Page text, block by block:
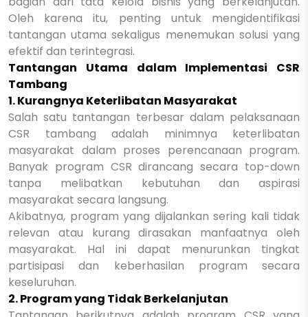
Oleh karena itu, penting untuk mengidentifikasi
tantangan utama sekaligus menemukan solusi yang
efektif dan terintegrasi.
Tantangan Utama dalam Implementasi CSR
Tambang
1. Kurangnya Keterlibatan Masyarakat
Salah satu tantangan terbesar dalam pelaksanaan
CSR tambang adalah minimnya keterlibatan
masyarakat dalam proses perencanaan program.
Banyak program CSR dirancang secara top-down
tanpa melibatkan kebutuhan dan aspirasi
masyarakat secara langsung.
Akibatnya, program yang dijalankan sering kali tidak
relevan atau kurang dirasakan manfaatnya oleh
masyarakat. Hal ini dapat menurunkan tingkat
partisipasi dan keberhasilan program secara
keseluruhan.
2. Program yang Tidak Berkelanjutan